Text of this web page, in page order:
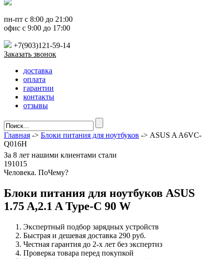
пн-пт с 8:00 до 21:00
офис с 9:00 до 17:00
+7(903)121-59-14
Заказать звонок
доставка
оплата
гарантии
контакты
отзывы
Главная -> Блоки питания для ноутбуков -> ASUS A A6VC-
Q016H
За 8 лет нашими клиентами стали
191015
Человека. ПоЧему?
Блоки питания для ноутбуков ASUS
1.75 A,2.1 A Type-C 90 W
Экспертный подбор зарядных устройств
Быстрая и дешевая доставка 290 руб.
Честная гарантия до 2-х лет без экспертиз
Проверка товара перед покупкой